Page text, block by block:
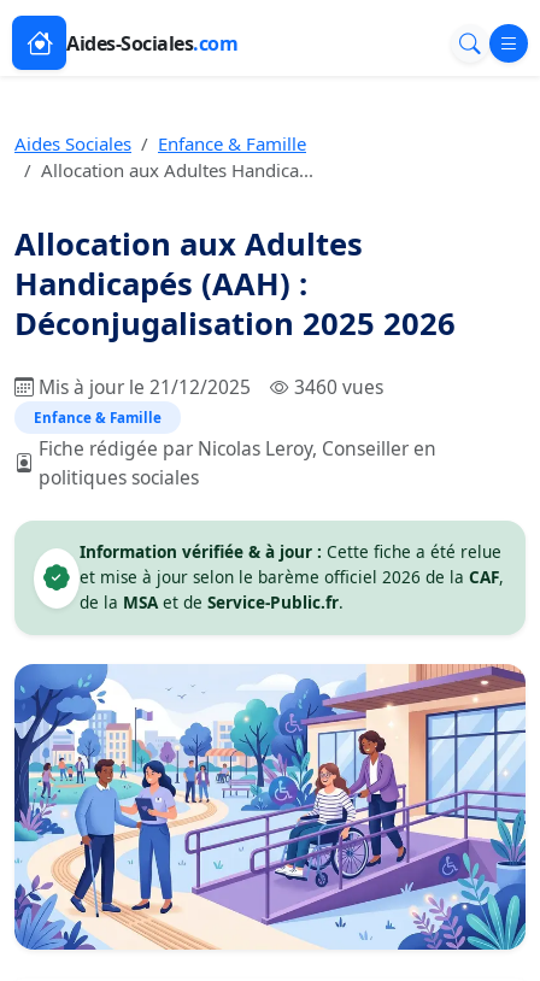
Aides-Sociales.com
Aides Sociales
Enfance & Famille
Allocation aux Adultes Handica...
Allocation aux Adultes
Handicapés (AAH) :
Déconjugalisation 2025 2026
Mis à jour le 21/12/2025 3460 vues
Enfance & Famille
Fiche rédigée par Nicolas Leroy, Conseiller en
politiques sociales
Information vérifiée & à jour : Cette fiche a été relue
et mise à jour selon le barème officiel 2026 de la CAF,
de la MSAet de Service-Public.fr.